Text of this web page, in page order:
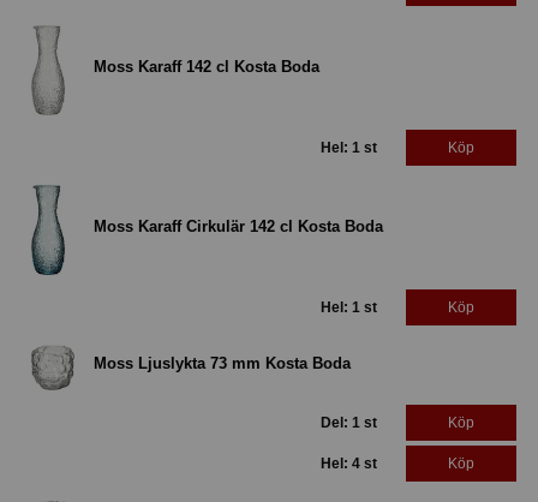
Moss Karaff 142 cl Kosta Boda
Hel: 1 st Köp
Moss Karaff Cirkulär 142 cl Kosta Boda
Hel: 1 st Köp
Moss Ljuslykta 73 mm Kosta Boda
Del: 1 st Köp
Hel: 4 st Köp